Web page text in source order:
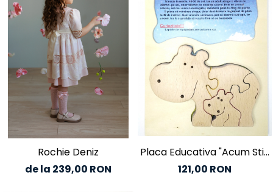
Rochie Deniz
de la 239,00 RON
Placa Educativa "Acum Stiu
.."
121,00 RON